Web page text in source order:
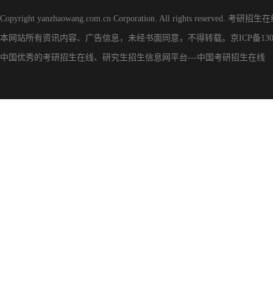
Copyright yanzhaowang.com.cn Corporation. All rights reserved. 考研招生在
本网站所有资讯内容、广告信息，未经书面同意，不得转载。 京ICP备
中国优秀的考研招生在线、 研究生招生信息网 平台---中国考研招生在线